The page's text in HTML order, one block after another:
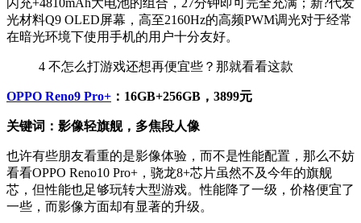
闪充+4810mAh大电池的组合，27分钟即可完全充满；新?代发
光材料Q9 OLED屏幕，高至2160Hz的高频PWM调光对于经常
在暗光环境下使用手机的用户十分友好。
4 不怎么打游戏还想再便宜些？那就看看这款
OPPO Reno9 Pro+ ：16GB+256GB，3899元
关键词：影像轻旗舰，多焦段人像
也许有些朋友看重的是影像体验，而不是性能配置，那么不妨
看看OPPO Reno10 Pro+，骁龙8+芯片虽然不及今年的旗舰
芯，但性能也足够玩转大型游戏。性能降了一级，价格便宜了
一些，而影像方面却有显著的升级。